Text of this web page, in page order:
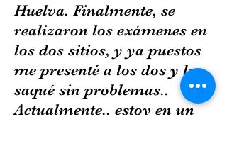
Huelva. Finalmente, se
realizaron los exámenes en
los dos sitios, y ya puestos
me presenté a los dos y los
saqué sin problemas..
Actualmente.. estoy en un